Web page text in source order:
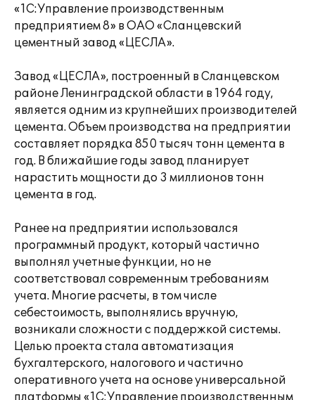
«1С:Управление производственным
предприятием 8» в ОАО «Сланцевский
цементный завод «ЦЕСЛА».
Завод «ЦЕСЛА», построенный в Сланцевском
районе Ленинградской области в 1964 году,
является одним из крупнейших производителей
цемента. Объем производства на предприятии
составляет порядка 850 тысяч тонн цемента в
год. В ближайшие годы завод планирует
нарастить мощности до 3 миллионов тонн
цемента в год.
Ранее на предприятии использовался
программный продукт, который частично
выполнял учетные функции, но не
соответствовал современным требованиям
учета. Многие расчеты, в том числе
себестоимость, выполнялись вручную,
возникали сложности с поддержкой системы.
Целью проекта стала автоматизация
бухгалтерского, налогового и частично
оперативного учета на основе универсальной
платформы «1С:Управление производственным